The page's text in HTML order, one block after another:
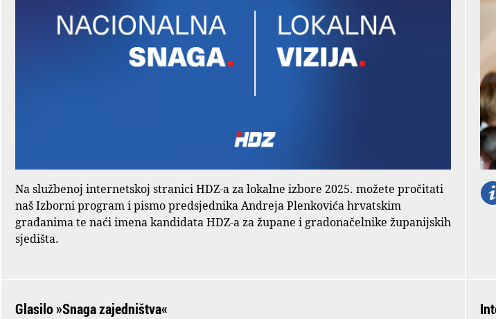
Na službenoj internetskoj stranici HDZ-a za lokalne izbore 2025. možete pročitati
naš Izborni program i pismo predsjednika Andreja Plenkovića hrvatskim
građanima te naći imena kandidata HDZ-a za župane i gradonačelnike županijskih
sjedišta.
Glasilo »Snaga zajedništva«